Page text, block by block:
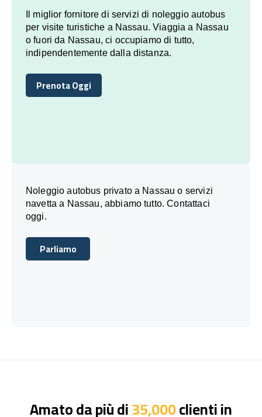
Il miglior fornitore di servizi di noleggio autobus
per visite turistiche a Nassau. Viaggia a Nassau
o fuori da Nassau, ci occupiamo di tutto,
indipendentemente dalla distanza.
Prenota Oggi
Prenota Oggi
Noleggio autobus privato a Nassau o servizi
navetta a Nassau, abbiamo tutto. Contattaci
oggi.
Parliamo
Parliamo
Amato da più di35,000clienti in